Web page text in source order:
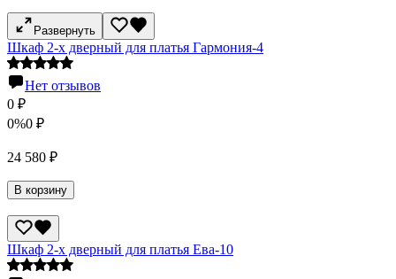
Развернуть
Шкаф 2-х дверный для платья Гармония-4
Нет отзывов
0 ₽
0%0 ₽
24 580 ₽
В корзину
Шкаф 2-х дверный для платья Ева-10